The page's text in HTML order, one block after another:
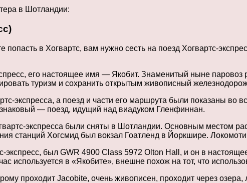
в Шотландии:
в Хогвартс, вам нужно сесть на поезд Хогвартс-
его настоящее имя — Якобит. Знаменитый ныне
туризм и сохранить открытым живописный
экспресса, а поезд и части его маршрута были показаны во
— поезд, идущий над виадуком Гленфиннан.
экспресса были сняты в Шотландии. Основным местом
станций Хогсмид был вокзал Гоатленд в Йоркшире.
был GWR 4900 Class 5972 Olton Hall, и он в
используется в «Якобите», внешне похож на тот, что
проходит Jacobite, очень живописен, проходит через